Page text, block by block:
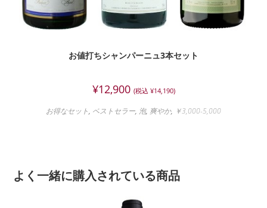
お値打ちシャンパーニュ3本セット
¥12,900 (税込 ¥14,190)
お得なセット, ベストセラー, 泡, 爽やか, ￥3,000-5,000
よく一緒に購入されている商品